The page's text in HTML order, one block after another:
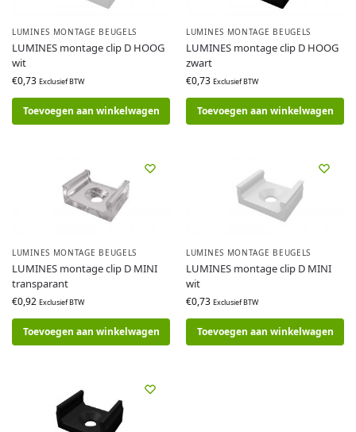
LUMINES MONTAGE BEUGELS
LUMINES montage clip D HOOG
wit
€0,73 Exclusief BTW
Toevoegen aan winkelwagen
LUMINES MONTAGE BEUGELS
LUMINES montage clip D HOOG
zwart
€0,73 Exclusief BTW
Toevoegen aan winkelwagen
LUMINES MONTAGE BEUGELS
LUMINES montage clip D MINI
transparant
€0,92 Exclusief BTW
Toevoegen aan winkelwagen
LUMINES MONTAGE BEUGELS
LUMINES montage clip D MINI
wit
€0,73 Exclusief BTW
Toevoegen aan winkelwagen